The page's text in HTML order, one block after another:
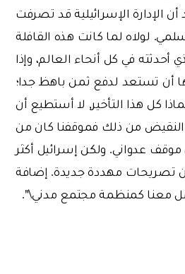
أن الإدارة الإسرائيلية قد تصرفت
لولاه لما كانت هذه القافلة
في كل أنحاء العالم، وإذا
أن تستعد لدفع ثمن باهظ جدا؛
كل هذا التأخير, لا أستطيع أن
من ذلك فموقفنا كان من
عدواني. ولكن إسرائيل أكثر
تصريحات مهددة جديدة. إضافة
معنا كمنظمة مجتمع مدني\".